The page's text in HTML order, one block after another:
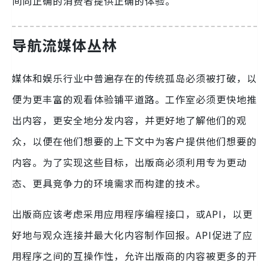
导航流媒体丛林
媒体和娱乐行业中普遍存在的传统孤岛必须被打破，以
便为更丰富的观看体验铺平道路。工作室必须更快地推
出内容，更安全地分发内容，并更好地了解他们的观
众，以便在他们想要的上下文中为客户提供他们想要的
内容。为了实现这些目标，出版商必须利用专为更动
态、更具竞争力的环境需求而构建的技术。
出版商应该考虑采用应用程序编程接口，或API，以更
好地与观众连接并最大化内容制作回报。API促进了应
用程序之间的互操作性，允许出版商的内容被更多的开